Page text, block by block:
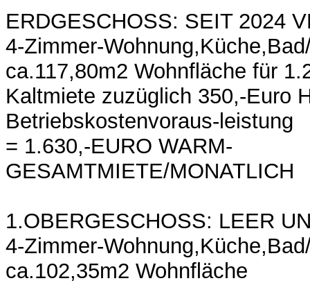
ERDGESCHOSS: SEIT 2024
4-Zimmer-
ca.117,80m2 Wohnfläche für
Kaltmiete zuzüglich 350,-Euro
Betriebskostenvoraus-leistung
= 1.630,-EURO WARM-
GESAMTMIETE/MONATLICH
1.OBERGESCHOSS: LEER
4-Zimmer-
ca.102,35m2 Wohnfläche